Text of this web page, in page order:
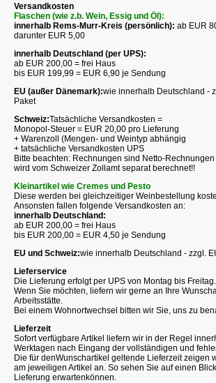
Versandkosten
Flaschen (wie z.b. Wein, Essig und Öl):
innerhalb Rems-Murr-Kreis (persönlich): ab EUR
darunter EUR 5,00
innerhalb Deutschland (per UPS):
ab EUR 200,00 = frei Haus
bis EUR 199,99 = EUR 6,90 je Sendung
EU (außer Dänemark):wie innerhalb Deutschland -
Paket
Schweiz:Tatsächliche Versandkosten =
Monopol-Steuer = EUR 20,00 pro Lieferung
+ Warenzoll (Mengen- und Weintyp abhängig
+ tatsächliche Versandkosten UPS
Bitte beachten: Rechnungen sind Netto-
wird vom Schweizer Zollamt separat berechnet!!
Kleinartikel wie Cremes und Pesto
Diese werden bei gleichzeitiger Weinbestellung
Ansonsten fallen folgende Versandkosten an:
innerhalb Deutschland:
ab EUR 200,00 = frei Haus
bis EUR 200,00 = EUR 4,50 je Sendung
EU und Schweiz:wie innerhalb Deutschland - zzgl.
Lieferservice
Die Lieferung erfolgt per UPS von Montag bis Freitag.
Wenn Sie möchten, liefern wir gerne an Ihre
Arbeitsstätte.
Bei einem Wohnortwechsel bitten wir Sie, uns zu
Lieferzeit
Sofort verfügbare Artikel liefern wir in der Regel
Werktagen nach Eingang der vollständigen und
Die für denWunschartikel geltende Lieferzeit zeigen
am jeweiligen Artikel an. So sehen Sie auf einen
Lieferung erwartenkönnen.